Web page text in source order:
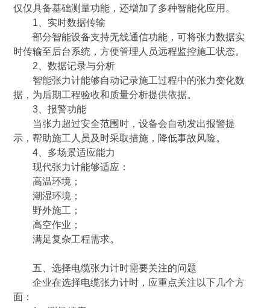
仅仅具备基础测量功能，还增加了多种智能化应用。
1、实时数据传输
部分智能设备支持无线通信功能，可将张力数据实
时传输至后台系统，方便管理人员远程监控施工状态。
2、数据记录与分析
智能张力计能够自动记录施工过程中的张力变化数
据，为后期工程验收和质量分析提供依据。
3、报警功能
当张力超过安全范围时，设备会自动发出报警提
示，帮助施工人员及时采取措施，降低事故风险。
4、多场景适应能力
现代张力计能够适应：
高温环境；
潮湿环境；
野外施工；
高空作业；
满足复杂工程需求。
五、选择电缆张力计时需要关注的问题
企业在选择电缆张力计时，应重点关注以下几个方
面：